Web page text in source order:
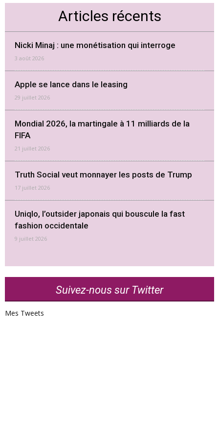
Articles récents
Nicki Minaj : une monétisation qui interroge
3 août 2026
Apple se lance dans le leasing
29 juillet 2026
Mondial 2026, la martingale à 11 milliards de la
FIFA
21 juillet 2026
Truth Social veut monnayer les posts de Trump
17 juillet 2026
Uniqlo, l’outsider japonais qui bouscule la fast
fashion occidentale
9 juillet 2026
Suivez-nous sur Twitter
Mes Tweets